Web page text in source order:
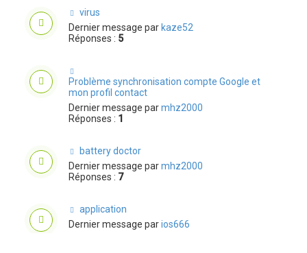
virus
Dernier message parkaze52
Réponses : 5
Problème synchronisation compte Google et
mon profil contact
Dernier message parmhz2000
Réponses : 1
battery doctor
Dernier message parmhz2000
Réponses : 7
application
Dernier message parios666